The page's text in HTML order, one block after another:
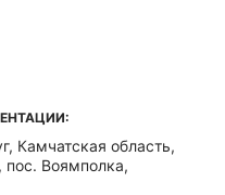
Камчатская область,
Воямполка,